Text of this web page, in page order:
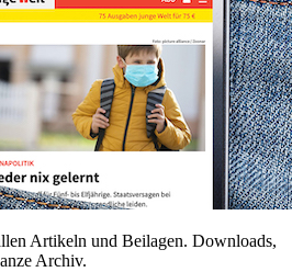
Artikeln und Beilagen. Downloads,
Archiv.